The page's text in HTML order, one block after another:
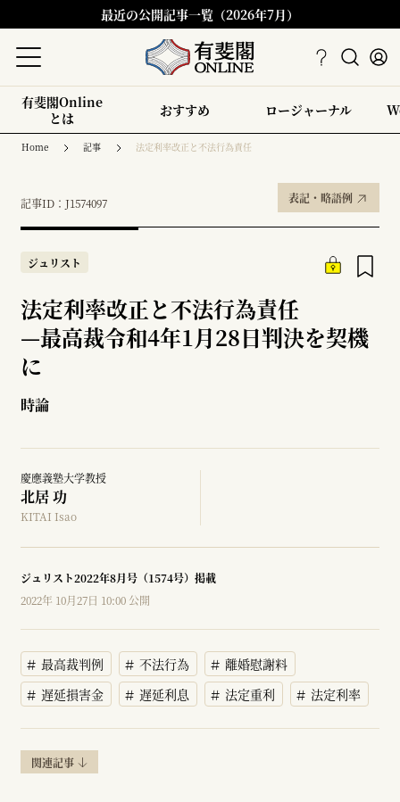
最近の公開記事一覧（2026年7月）
有斐閣Online
とは
おすすめ ロージャーナル
Home 記事 法定利率改正と不法行為責任
記事ID：J1574097 表記・略語例
ジュリスト
法定利率改正と不法行為責任
—最高裁令和4年1月28日判決を契機
に
時論
慶應義塾大学教授
北居 功
KITAI Isao
ジュリスト2022年8月号（1574号）掲載
2022年 10月27日 10:00 公開
最高裁判例 不法行為
離婚慰謝料
遅延損害金
遅延利息 法定重利 法定利率
関連記事